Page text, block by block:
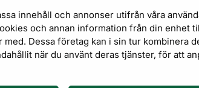
innehåll och annonser utifrån våra
och annan information från din enhet
med. Dessa företag kan i sin tur kombinera
när du använt deras tjänster, för att